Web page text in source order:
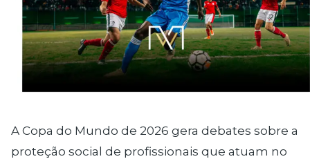
A Copa do Mundo de 2026 gera debates sobre a
proteção social de profissionais que atuam no